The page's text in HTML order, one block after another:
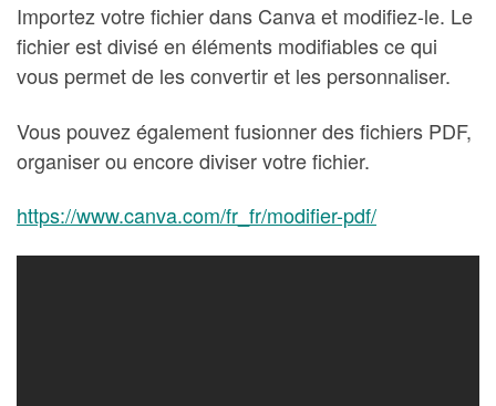
Importez votre fichier dans Canva et modifiez-le. Le
fichier est divisé en éléments modifiables ce qui
vous permet de les convertir et les personnaliser.
Vous pouvez également fusionner des fichiers PDF,
organiser ou encore diviser votre fichier.
https://www.canva.com/fr_fr/modifier-pdf/